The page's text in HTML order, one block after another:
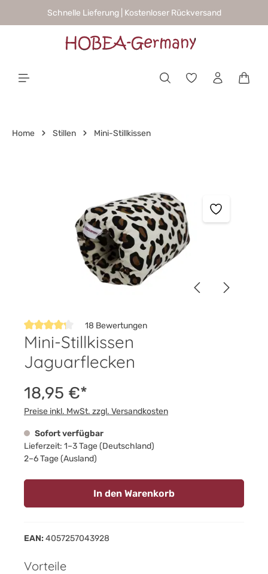
springenSchnelle Lieferung | Kostenloser Rückversand
Home Stillen Mini-Stillkissen
Durchschnittliche Bewertung von 4.2 von 5 Sternen
18 Bewertungen
Mini-Stillkissen
Jaguarflecken
18,95 €*
Preise inkl. MwSt. zzgl. Versandkosten
Sofort verfügbar
Lieferzeit: 1–3 Tage (Deutschland)
2–6 Tage (Ausland)
In den Warenkorb
EAN: 4057257043928
Vorteile